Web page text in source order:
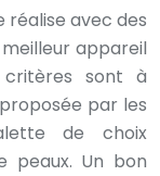
réalise avec des
appareil
critères sont à
par les
de choix
peaux. Un bon